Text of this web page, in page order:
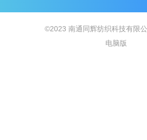
©2023 南通同辉纺织科技有限
电脑版